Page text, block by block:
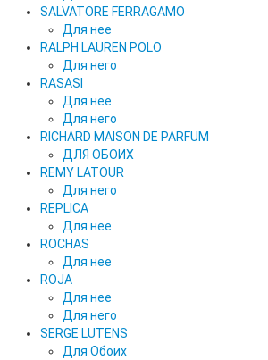
SALVATORE FERRAGAMO
Для нее
RALPH LAUREN POLO
Для него
RASASI
Для нее
Для него
RICHARD MAISON DE PARFUM
ДЛЯ ОБОИХ
REMY LATOUR
Для него
REPLICA
Для нее
ROCHAS
Для нее
ROJA
Для нее
Для него
SERGE LUTENS
Для Обоих